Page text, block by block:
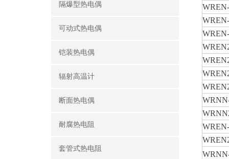
隔爆型热电偶
可动式热电偶
铠装热电偶
辐射高温计
断面热电偶
耐腐热电阻
套管式热电阻